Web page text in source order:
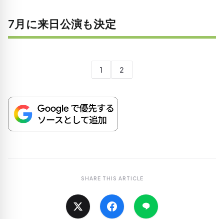
7月に来日公演も決定
1 2
SHARE THIS ARTICLE